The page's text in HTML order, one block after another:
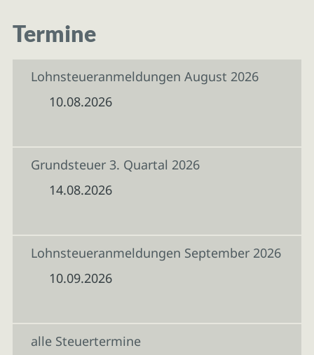
Termine
Lohnsteueranmeldungen August 2026
10.08.2026
Grundsteuer 3. Quartal 2026
14.08.2026
Lohnsteueranmeldungen September 2026
10.09.2026
alle Steuertermine